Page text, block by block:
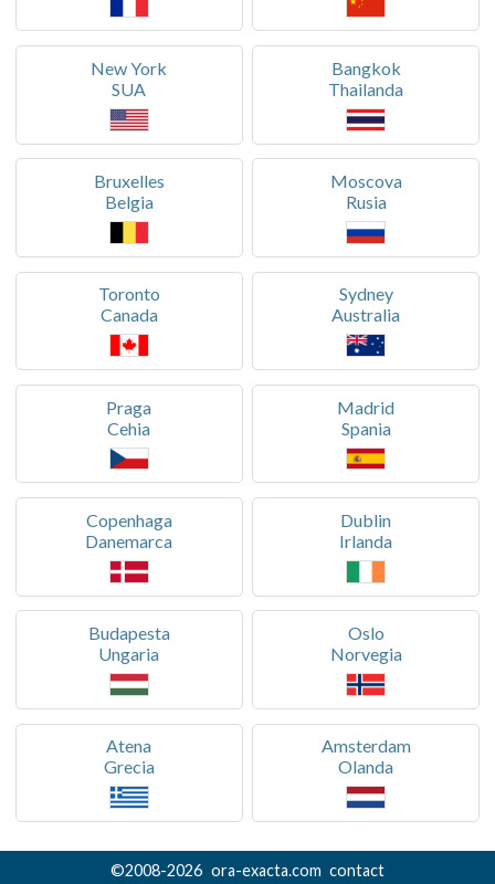
New York
SUA
Bangkok
Thailanda
Bruxelles
Belgia
Moscova
Rusia
Toronto
Canada
Sydney
Australia
Praga
Cehia
Madrid
Spania
Copenhaga
Danemarca
Dublin
Irlanda
Budapesta
Ungaria
Oslo
Norvegia
Atena
Grecia
Amsterdam
Olanda
©2008-2026 ora-exacta.com contact